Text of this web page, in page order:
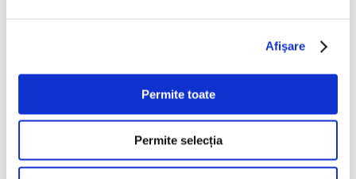
Afişare
Permite toate
Permite selecția
Festivalul NOVA prezintă la
București lucrările a peste 40 de
artiști și profesioniști din sfera
neuro-psihologiei